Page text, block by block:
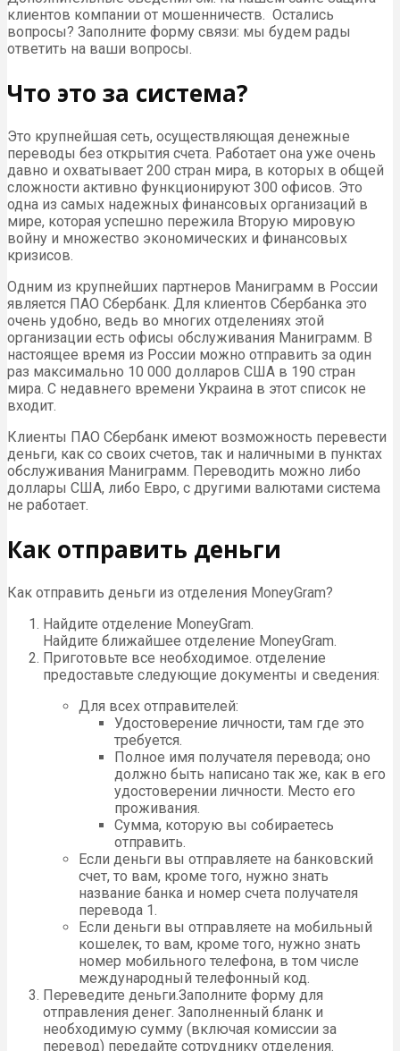
клиентов компании от мошенничеств. Остались
вопросы? Заполните форму связи: мы будем рады
ответить на ваши вопросы.
Что это за система?
Это крупнейшая сеть, осуществляющая денежные
переводы без открытия счета. Работает она уже очень
давно и охватывает 200 стран мира, в которых в общей
сложности активно функционируют 300 офисов. Это
одна из самых надежных финансовых организаций в
мире, которая успешно пережила Вторую мировую
войну и множество экономических и финансовых
кризисов.
Одним из крупнейших партнеров Маниграмм в России
является ПАО Сбербанк. Для клиентов Сбербанка это
очень удобно, ведь во многих отделениях этой
организации есть офисы обслуживания Маниграмм. В
настоящее время из России можно отправить за один
раз максимально 10 000 долларов США в 190 стран
мира. С недавнего времени Украина в этот список не
входит.
Клиенты ПАО Сбербанк имеют возможность перевести
деньги, как со своих счетов, так и наличными в пунктах
обслуживания Маниграмм. Переводить можно либо
доллары США, либо Евро, с другими валютами система
не работает.
Как отправить деньги
Как отправить деньги из отделения MoneyGram?
Найдите отделение MoneyGram.
Найдите ближайшее отделение MoneyGram.
Приготовьте все необходимое. отделение
предоставьте следующие документы и сведения:
Для всех отправителей:
Удостоверение личности, там где это
требуется.
Полное имя получателя перевода; оно
должно быть написано так же, как в его
удостоверении личности. Место его
проживания.
Сумма, которую вы собираетесь
отправить.
Если деньги вы отправляете на банковский
счет, то вам, кроме того, нужно знать
название банка и номер счета получателя
перевода 1.
Если деньги вы отправляете на мобильный
кошелек, то вам, кроме того, нужно знать
номер мобильного телефона, в том числе
международный телефонный код.
Переведите деньги.Заполните форму для
отправления денег. Заполненный бланк и
необходимую сумму (включая комиссии за
перевод) передайте сотруднику отделения.